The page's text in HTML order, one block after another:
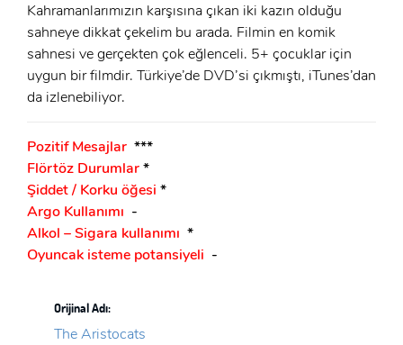
Kahramanlarımızın karşısına çıkan iki kazın olduğu
sahneye dikkat çekelim bu arada. Filmin en komik
sahnesi ve gerçekten çok eğlenceli. 5+ çocuklar için
uygun bir filmdir. Türkiye’de DVD’si çıkmıştı, iTunes’dan
da izlenebiliyor.
Pozitif Mesajlar ***
Flörtöz Durumlar*
Şiddet / Korku öğesi *
Argo Kullanımı -
Alkol – Sigara kullanımı *
Oyuncak isteme potansiyeli -
Orijinal Adı:
The Aristocats